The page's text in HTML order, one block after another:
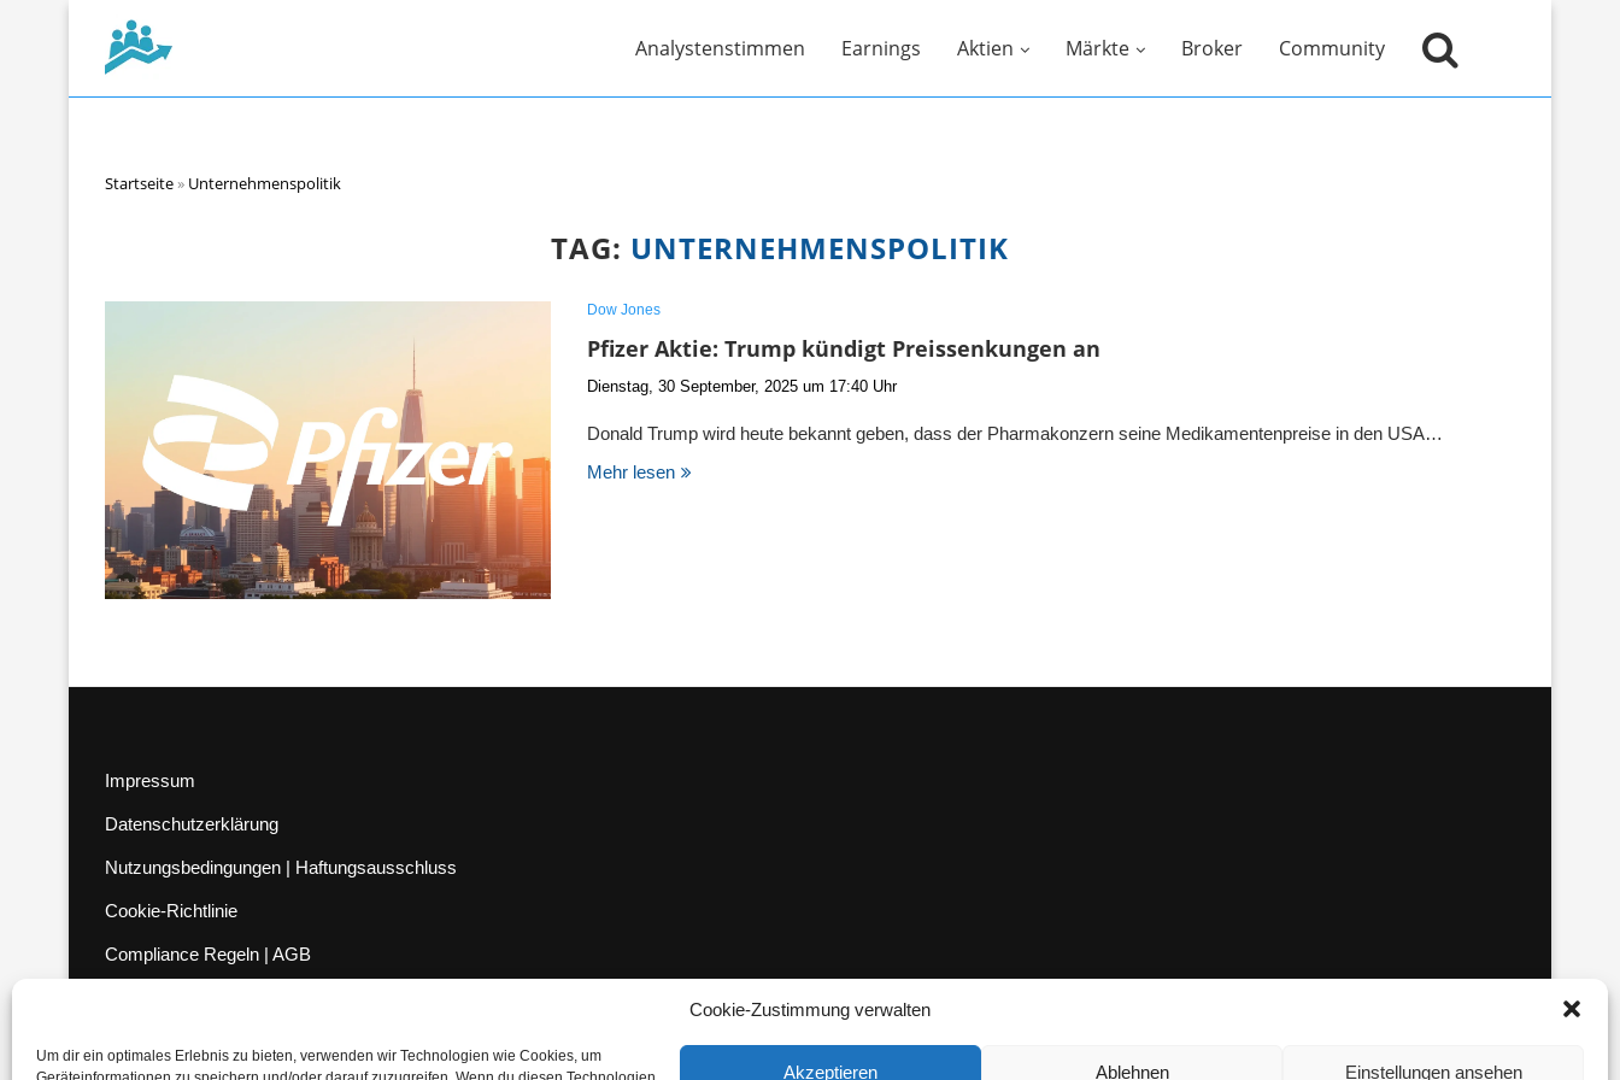
Cookie-Zustimmung verwalten
Um dir ein optimales Erlebnis zu bieten, verwenden wir Technologien wie Cookies, um
Akzeptieren Ablehnen Einstellungen ansehen
Analystenstimmen Earnings Aktien Märkte Broker Community
Startseite» Unternehmenspolitik
TAG: UNTERNEHMENSPOLITIK
Dow Jones
Pfizer Aktie: Trump kündigt Preissenkungen an
Dienstag, 30 September, 2025 um 17:40 Uhr
Donald Trump wird heute bekannt geben, dass der Pharmakonzern seine Medikamentenpreise in den USA…
Mehr lesen
Impressum
Datenschutzerklärung
Nutzungsbedingungen | Haftungsausschluss
Cookie-Richtlinie
Compliance Regeln | AGB